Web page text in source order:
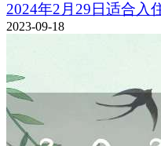
2024年2月29日适合入
2023-09-18